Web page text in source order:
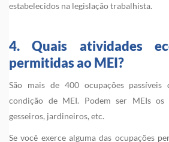
estabelecidos na legislação trabalhista.
4. Quais atividades
permitidas ao MEI?
São mais de 400 ocupações passíveis
condição de MEI. Podem ser MEIs os
gesseiros, jardineiros, etc.
Se você exerce alguma das ocupações